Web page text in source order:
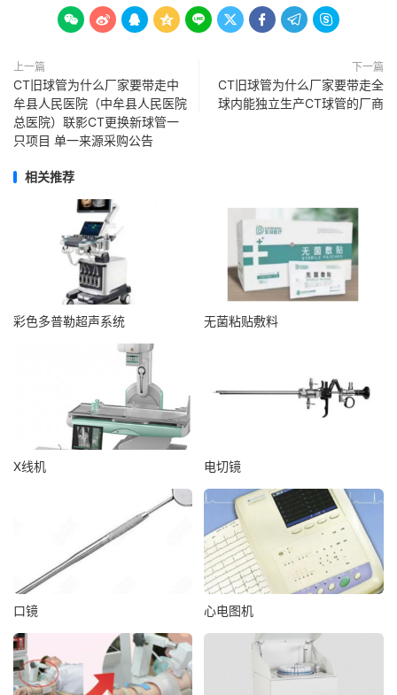
        
上一篇
CT旧球管为什么厂家要带走中
牟县人民医院（中牟县人民医院
总医院）联影CT更换新球管一
只项目 单一来源采购公告
下一篇
CT旧球管为什么厂家要带走全
球内能独立生产CT球管的厂商
相关推荐
彩色多普勒超声系统 无菌粘贴敷料
X线机 电切镜
口镜 心电图机